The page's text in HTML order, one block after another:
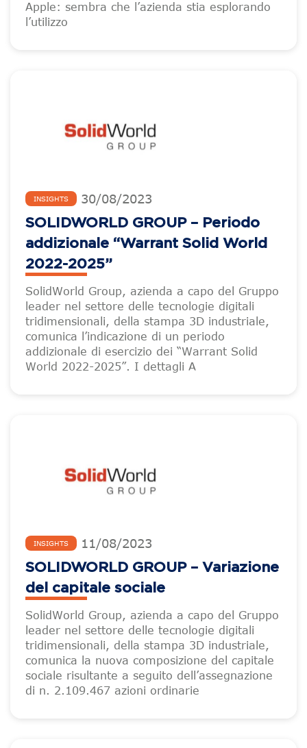
Apple: sembra che l’azienda stia esplorando
l’utilizzo
INSIGHTS 30/08/2023
SOLIDWORLD GROUP – Periodo
addizionale “Warrant Solid World
2022-2025”
SolidWorld Group, azienda a capo del Gruppo
leader nel settore delle tecnologie digitali
tridimensionali, della stampa 3D industriale,
comunica l’indicazione di un periodo
addizionale di esercizio dei “Warrant Solid
World 2022-2025”. I dettagli A
INSIGHTS 11/08/2023
SOLIDWORLD GROUP – Variazione
del capitale sociale
SolidWorld Group, azienda a capo del Gruppo
leader nel settore delle tecnologie digitali
tridimensionali, della stampa 3D industriale,
comunica la nuova composizione del capitale
sociale risultante a seguito dell’assegnazione
di n. 2.109.467 azioni ordinarie